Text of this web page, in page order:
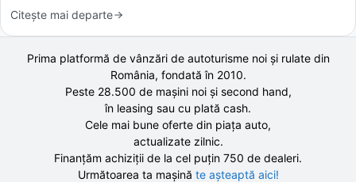
Citește mai departe
Prima platformă de vânzări de autoturisme noi și rulate din
România, fondată în 2010.
Peste 28.500 demașini noi și second hand,
în leasing sau cu plată cash.
Cele mai bune oferte din piața auto,
actualizate zilnic.
Finanțăm achiziții de la cel puțin 750 de dealeri.
Următoarea ta mașină te așteaptă aici!